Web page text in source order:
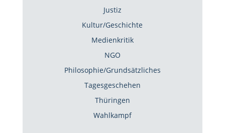
Justiz
Kultur/Geschichte
Medienkritik
NGO
Philosophie/Grundsätzliches
Tagesgeschehen
Thüringen
Wahlkampf